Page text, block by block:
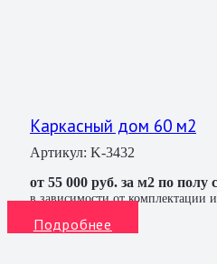
Каркасный дом 60 м2
Артикул: K-3432
от 55 000 руб. за м2 по полу
в зависимости от комплектации
Подробнее